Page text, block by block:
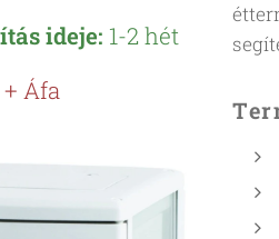
ideje: 1-2 hét
+ Áfa